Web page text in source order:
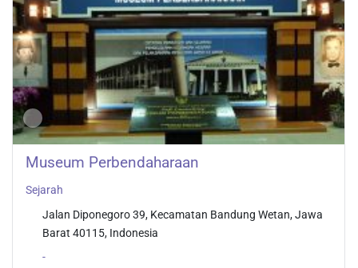
Museum Perbendaharaan
Sejarah
Jalan Diponegoro 39, Kecamatan Bandung Wetan, Jawa
Barat 40115, Indonesia
-